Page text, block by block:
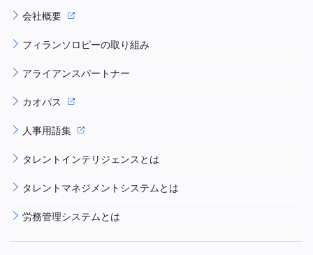
会社概要
フィランソロピーの取り組み
アライアンスパートナー
カオパス
人事用語集
タレントインテリジェンスとは
タレントマネジメントシステムとは
労務管理システムとは